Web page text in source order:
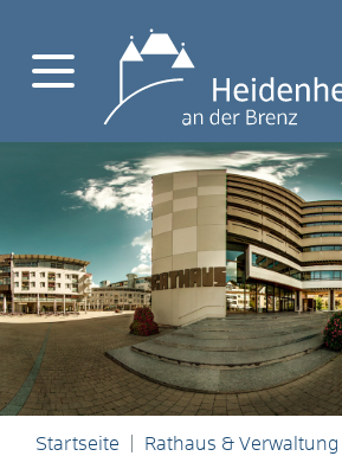
Startseite Rathaus & Verwaltung